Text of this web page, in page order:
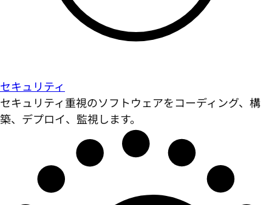
セキュリティ
セキュリティ重視のソフトウェアをコーディング、構
築、デプロイ、監視します。